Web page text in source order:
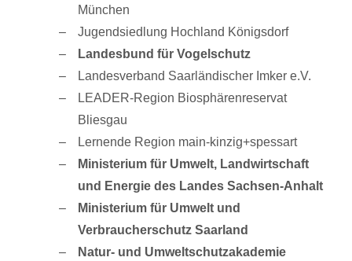
München
Jugendsiedlung Hochland Königsdorf
Landesbund für Vogelschutz
Landesverband Saarländischer Imker e.V.
LEADER-Region Biosphärenreservat
Bliesgau
Lernende Region main-kinzig+spessart
Ministerium für Umwelt, Landwirtschaft
und Energie des Landes Sachsen-Anhalt
Ministerium für Umwelt und
Verbraucherschutz Saarland
Natur- und Umweltschutzakademie